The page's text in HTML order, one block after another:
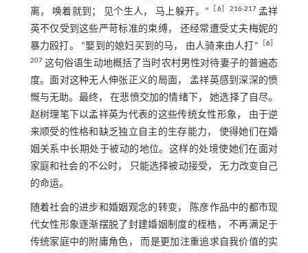
离， 唤着就到； 见个生人， 马上躲开。”
6］216-217 孟祥
英不仅受到这些严苛标准的束缚， 还经常遭受丈夫梅妮的
暴力殴打。 “娶到的媳妇买到的马， 由人骑来由人打” ［6
207 这句俗语生动地概括了当时农村男性对待妻子的普遍态
度。面对这种无人伸张正义的局面， 孟祥英感到深深的愤
慨与无助。最终， 在悲愤交加的情绪下， 她选择了自尽。
赵树理笔下以孟祥英为代表的这些传统女性形象， 由于逆
来顺受的性格和缺乏独立自主的生存能力， 使得她们在婚
姻关系中长期处于被动的地位。这样的处境使她们在面对
家庭和社会的不公时， 只能选择被动接受， 无力改变自己
的命运。
随着社会的进步和婚姻观念的转变， 陈彦作品中的都市现
代女性形象逐渐摆脱了封建婚姻制度的桎梏， 不再满足于
传统家庭中的附庸角色， 而是更加注重追求自我价值的实